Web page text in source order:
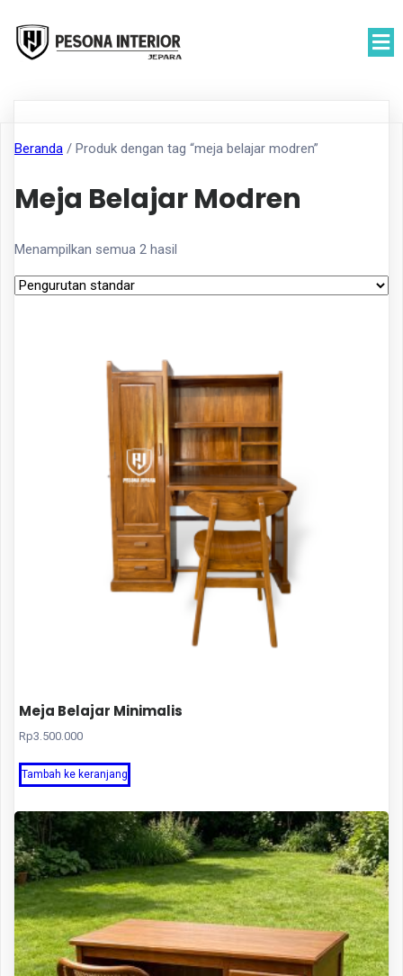
Beranda / Produk dengan tag “meja belajar modren”
Meja Belajar Modren
Menampilkan semua 2 hasil
Meja Belajar Minimalis
Rp3.500.000
Tambah ke keranjang